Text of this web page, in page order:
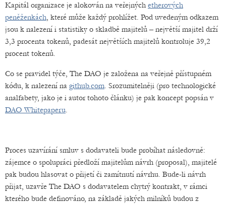
Kapitál organizace je alokován na veřejných etherových
peněženkách, které může každý prohlížet. Pod uvedeným odkazem
jsou k nalezení i statistiky o skladbě majitelů – největší majitel drží
3,3 procenta tokenů, padesát největších majitelů kontroluje 39,2
procent tokenů.
Co se pravidel týče, The DAO je založena na veřejně přístupném
kódu, k nalezení na github.com. Srozumitelněji (pro technologické
analfabety, jako je i autor tohoto článku) je pak koncept popsán v
DAO Whitepaperu.
Proces uzavírání smluv s dodavateli bude probíhat následovně:
zájemce o spolupráci předloží majitelům návrh (proposal), majitelé
pak budou hlasovat o přijetí či zamítnutí návrhu. Bude-li návrh
přijat, uzavře The DAO s dodavatelem chytrý kontrakt, v rámci
kterého bude definováno, na základě jakých milníků budou z